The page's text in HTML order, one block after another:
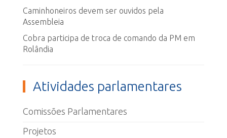
Caminhoneiros devem ser ouvidos pela
Assembleia
Cobra participa de troca de comando da PM em
Rolândia
Atividades parlamentares
Comissões Parlamentares
Projetos